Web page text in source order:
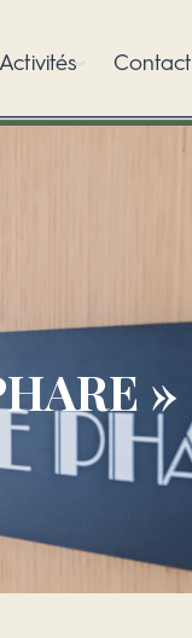
Activités Contact
»